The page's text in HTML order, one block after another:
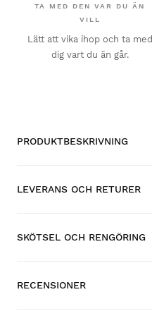
TA MED DEN VAR DU ÄN
VILL
Lätt att vika ihop och ta med
dig vart du än går.
PRODUKTBESKRIVNING
LEVERANS OCH RETURER
Hemleverans
SKÖTSEL OCH RENGÖRING
RECENSIONER